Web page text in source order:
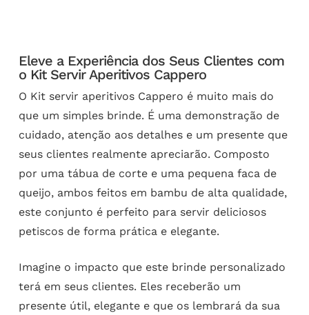
Eleve a Experiência dos Seus Clientes com
o Kit Servir Aperitivos Cappero
O Kit servir aperitivos Cappero é muito mais do
que um simples brinde. É uma demonstração de
cuidado, atenção aos detalhes e um presente que
seus clientes realmente apreciarão. Composto
por uma tábua de corte e uma pequena faca de
queijo, ambos feitos em bambu de alta qualidade,
este conjunto é perfeito para servir deliciosos
petiscos de forma prática e elegante.
Imagine o impacto que este brinde personalizado
terá em seus clientes. Eles receberão um
presente útil, elegante e que os lembrará da sua